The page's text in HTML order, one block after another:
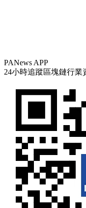
PANews APP
24小時追蹤區塊鏈行業